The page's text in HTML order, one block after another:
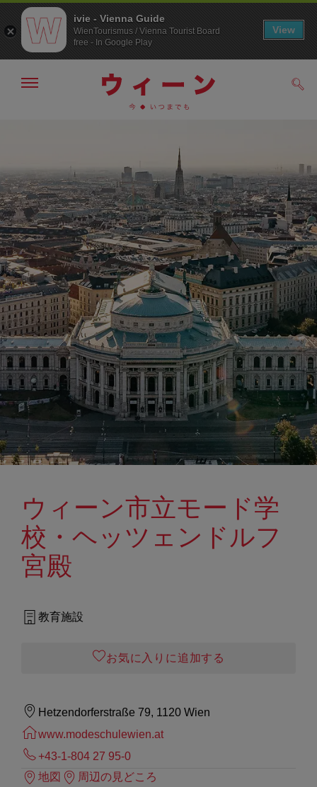
へ
ジ
の
ト
ッ
プ
へ
メ
非
表
示
ウィーン市立モード学
校・ヘッツェンドルフ
宮殿
教育施設
お気に入りに追加する
Hetzendorferstraße 79, 1120 Wien
www.modeschulewien.at
+43-1-804 27 95-0
地図
周辺の見どころ
ivie - Vienna Guide
WienTourismus / Vienna Tourist Board
free - In Google Play
View